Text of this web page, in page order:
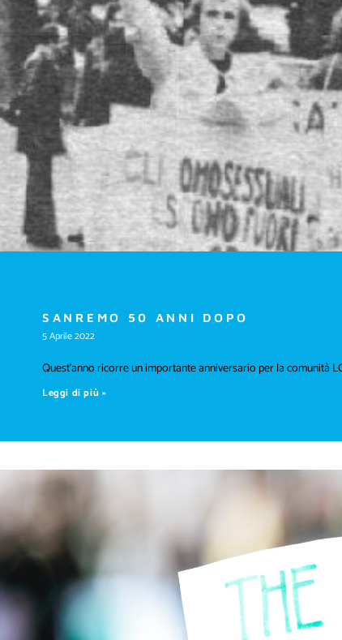
SANREMO 50 ANNI DOPO
5 Aprile 2022
Quest’anno ricorre un importante anniversario per la comunità
Leggi di più »